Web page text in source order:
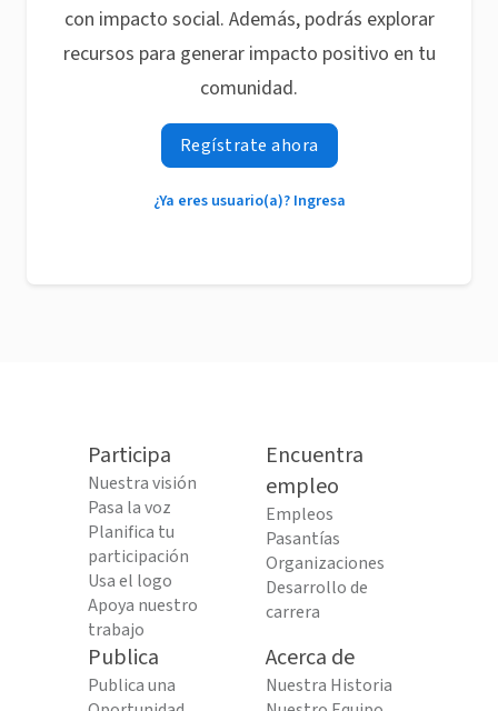
con impacto social. Además, podrás explorar
recursos para generar impacto positivo en tu
comunidad.
Regístrate ahora
¿Ya eres usuario(a)? Ingresa
Participa
Nuestra visión
Pasa la voz
Planifica tu
participación
Usa el logo
Apoya nuestro
trabajo
Encuentra
empleo
Empleos
Pasantías
Organizaciones
Desarrollo de
carrera
Publica
Publica una
Acerca de
Nuestra Historia